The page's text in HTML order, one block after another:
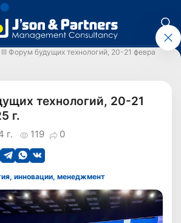
III Форум будущих технологий, 20-21 февраля
технологий, 20-21
г.
119 0
г.
инновации, менеджмент